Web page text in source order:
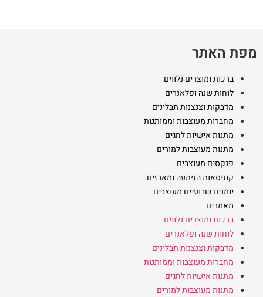
מפת האתר
ברכות ומוצרים נלווים
לוחות שנה ופלאנרים
מדבקות וצנצנות תבלינים
מחברות מעוצבות וממותגות
מתנות אישיות לחגים
מתנות מעוצבות למורים
פנקסים מעוצבים
קופסאות הפתעה ומארזים
יומנים שבועיים מעוצבים
מאמרים
ברכות ומוצרים נלווים
לוחות שנה ופלאנרים
מדבקות וצנצנות תבלינים
מחברות מעוצבות וממותגות
מתנות אישיות לחגים
מתנות מעוצבות למורים